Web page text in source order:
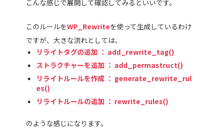
こんな感じで展開して確認してみるといいです。
このルールをWP_Rewriteを使って生成しているわけ
ですが、大きな流れとしては、
リライトタグの追加 ： add_rewrite_tag()
ストラクチャーを追加 ： add_permastruct()
リライトルールを作成 ： generate_rewrite_rul
es()
リライトルールの追加 ： rewrite_rules()
のような感じになります。